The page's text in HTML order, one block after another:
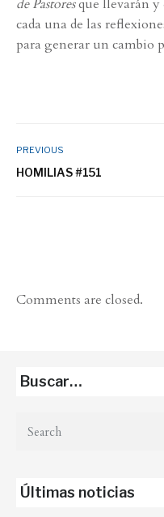
de Pastoresque llevarán y
cada una de las
para generar un cambio
PREVIOUS
HOMILIAS #151
Comments are closed.
Buscar…
Últimas noticias